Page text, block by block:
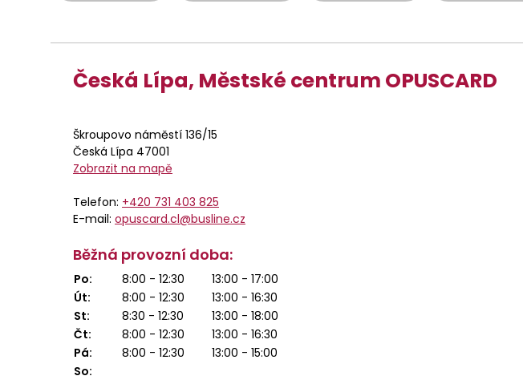
Česká Lípa, Městské centrum OPUSCARD
Škroupovo náměstí 136/15
Česká Lípa 47001
Zobrazit na mapě
Telefon: +420 731 403 825
E-mail: opuscard.cl@busline.cz
Běžná provozní doba:
Po: 8:00 - 12:30
13:00 - 17:00
Út:
8:00 - 12:30
13:00 - 16:30
St:
8:30 - 12:30
13:00 - 18:00
Čt:
8:00 - 12:30
13:00 - 16:30
Pá:
8:00 - 12:30
13:00 - 15:00
So: